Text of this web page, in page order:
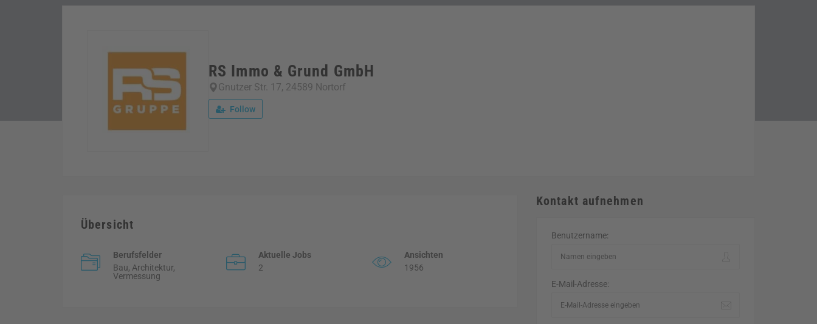
RS Immo & Grund GmbH
Gnutzer Str. 17, 24589 Nortorf
Follow
Übersicht
Berufsfelder
Bau, Architektur,
Vermessung
Aktuelle Jobs
2
Ansichten
1956
Kontakt aufnehmen
Benutzername:
E-Mail-Adresse: